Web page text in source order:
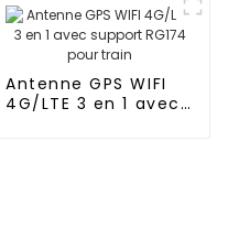
Antenne GPS WIFI
4G/LTE 3 en 1 avec